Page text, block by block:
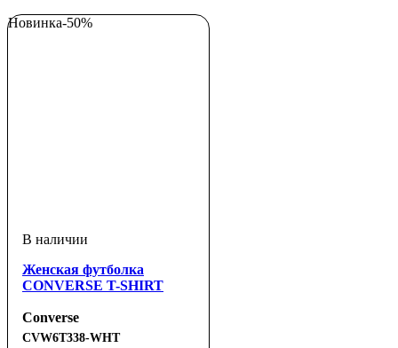
Новинка-50%
Женская футболка
CONVERSE T-SHIRT
Converse
CVW6T338-WHT